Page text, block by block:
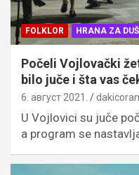
FOLKLOR HRANA ZA
Počeli Vojlovački
bilo juče i šta vas
6. август 2021.
U Vojlovici su juče
a program se